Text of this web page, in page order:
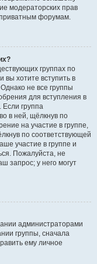
модераторских прав
приватным форумам.
группах по
хотите вступить в
не все группы
для вступления в
группа
в ней, щёлкнув по
на участие в группе,
по соответствующей
участие в группе и
Пожалуйста, не
запрос; у него могут
администраторами
группы, сначала
ему личное